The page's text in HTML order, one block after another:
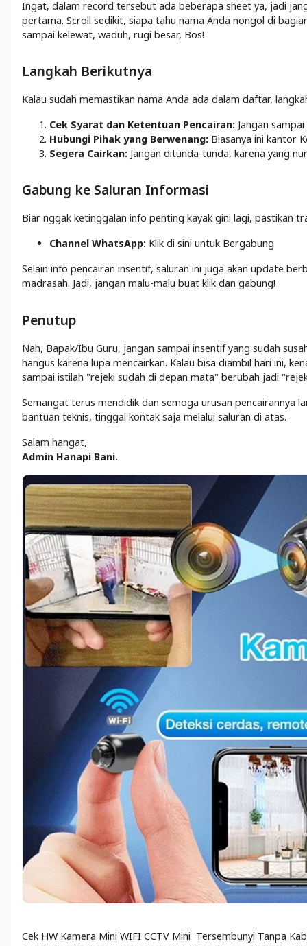
Ingat, dalam record tersebut ada beberapa sheet ya, jadi
pertama. Scroll sedikit, siapa tahu nama Anda nongol di
sampai kelewat, waduh, rugi besar, Bos!
Langkah Berikutnya
Kalau sudah memastikan nama Anda ada dalam daftar,
Cek Syarat dan Ketentuan Pencairan: Jangan
Hubungi Pihak yang Berwenang: Biasanya ini kantor
Segera Cairkan: Jangan ditunda-tunda, karena yang
Gabung ke Saluran Informasi
Biar nggak ketinggalan info penting kayak gini lagi, pastikan
Channel WhatsApp: Klik di sini untuk Bergabung
Selain info pencairan insentif, saluran ini juga akan update
madrasah. Jadi, jangan malu-malu buat klik dan gabung!
Penutup
Nah, Bapak/Ibu Guru, jangan sampai insentif yang sudah
hangus karena lupa mencairkan. Kalau bisa diambil hari ini,
sampai istilah "rejeki sudah di depan mata" berubah jadi
Semangat terus mendidik dan semoga urusan pencairannya
bantuan teknis, tinggal kontak saja melalui saluran di atas.
Salam hangat,
Admin Hanapi Bani.
Cek HW Kamera Mini WIFI CCTV Mini Tersembunyi Tanpa